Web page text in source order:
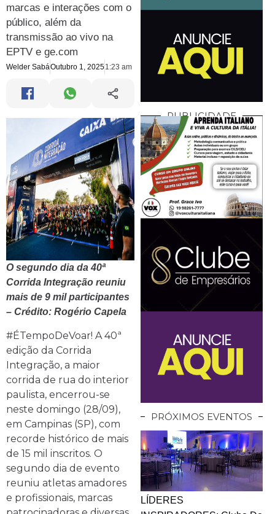
marcas e interações com o
público, além da
transmissão ao vivo na
EPTV e ge.com
Welder SabáOutubro 1, 20251:23 am
O segundo dia da 40ª
Corrida Integração reuniu
mais de 9 mil participantes
– Crédito: Rogério Capela
#ÉTempoDeVoar! A 40ª
edição da Corrida
Integração, a maior
corrida de rua do interior
paulista, encerrou-se
neste domingo (28/09),
em Campinas (SP), com
recorde histórico de mais
de 15 mil inscritos. O
segundo dia de evento
reuniu atletas amadores
e profissionais, marcas
PUBLICIDADE
PRÓXIMOS EVENTOS
LÍDERES